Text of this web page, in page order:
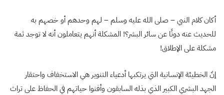
أكان كلام النبي – صلى الله عليه وسلم – لهم وحدهم أو خصهم به
للحديث عنه دونًا عن سائر البشر؟! المشكلة أنهم يتعاملون أنه لا توجد ثمة
مشكلة على الإطلاق!
إنّ الخطيئة الإنسانية التي يرتكبها أدعياء التنوير هي الاستخفاف واحتقار
الجهد البشري الكبير الذي بذله السابقون وأفنوا حياتهم في الحفاظ على تراث